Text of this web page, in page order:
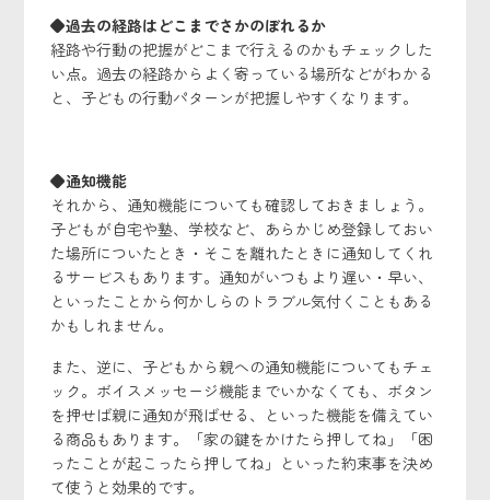
◆過去の経路はどこまでさかのぼれるか
経路や行動の把握がどこまで行えるのかもチェックした
い点。過去の経路からよく寄っている場所などがわかる
と、子どもの行動パターンが把握しやすくなります。
◆通知機能
それから、通知機能についても確認しておきましょう。
子どもが自宅や塾、学校など、あらかじめ登録しておい
た場所についたとき・そこを離れたときに通知してくれ
るサービスもあります。通知がいつもより遅い・早い、
といったことから何かしらのトラブル気付くこともある
かもしれません。
また、逆に、子どもから親への通知機能についてもチェ
ック。ボイスメッセージ機能までいかなくても、ボタン
を押せば親に通知が飛ばせる、といった機能を備えてい
る商品もあります。「家の鍵をかけたら押してね」「困
ったことが起こったら押してね」といった約束事を決め
て使うと効果的です。